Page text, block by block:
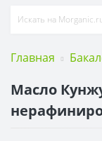
Главная
Масло